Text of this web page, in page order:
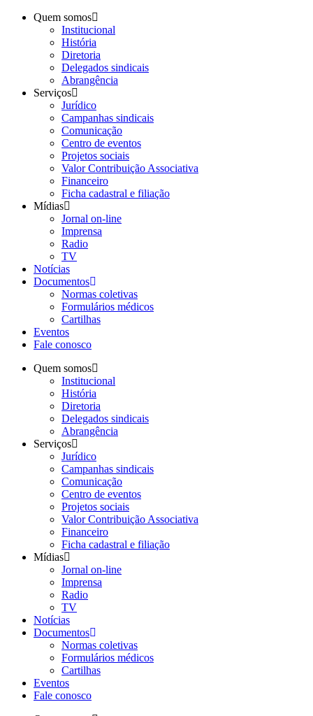
Quem somos
Institucional
História
Diretoria
Delegados sindicais
Abrangência
Serviços
Jurídico
Campanhas sindicais
Comunicação
Centro de eventos
Projetos sociais
Valor Contribuição Associativa
Financeiro
Ficha cadastral e filiação
Mídias
Jornal on-line
Imprensa
Radio
TV
Notícias
Documentos
Normas coletivas
Formulários médicos
Cartilhas
Eventos
Fale conosco
Quem somos
Institucional
História
Diretoria
Delegados sindicais
Abrangência
Serviços
Jurídico
Campanhas sindicais
Comunicação
Centro de eventos
Projetos sociais
Valor Contribuição Associativa
Financeiro
Ficha cadastral e filiação
Mídias
Jornal on-line
Imprensa
Radio
TV
Notícias
Documentos
Normas coletivas
Formulários médicos
Cartilhas
Eventos
Fale conosco